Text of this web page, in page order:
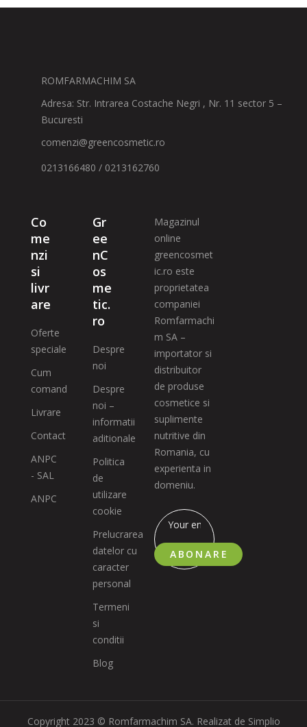
ROMFARMACHIM SA
Adresa: Str. Intrarea Costache Negri , Nr. 11 sector 5 –
Bucuresti
comenzi@greencosmetic.ro
0213166480 / 0213162760
Co
me
nzi
si
livr
are
Oferte
speciale
Cum
comand
Livrare
Contact
ANPC
- SAL
ANPC
Gr
ee
nC
os
me
tic.
ro
Despre
noi
Despre
noi –
informatii
aditionale
Politica
de
utilizare
cookie
Prelucrarea
datelor cu
caracter
personal
Termeni
si
conditii
Blog
Magazinul
online
greencosmet
ic.ro este
proprietatea
companiei
Romfarmachi
m SA –
importator si
distribuitor
de produse
cosmetice si
suplimente
nutritive din
Romania, cu
experienta in
domeniu.
ABONARE
Copyright 2023 © Romfarmachim SA. Realizat de Simplio